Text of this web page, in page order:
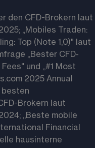
den CFD-Brokern laut
„Mobiles Traden:
Top (Note 1,0)" laut
„Bester CFD-
und „#1 Most
2025 Annual
besten
Brokern laut
„Beste mobile
Financial
hausinterne